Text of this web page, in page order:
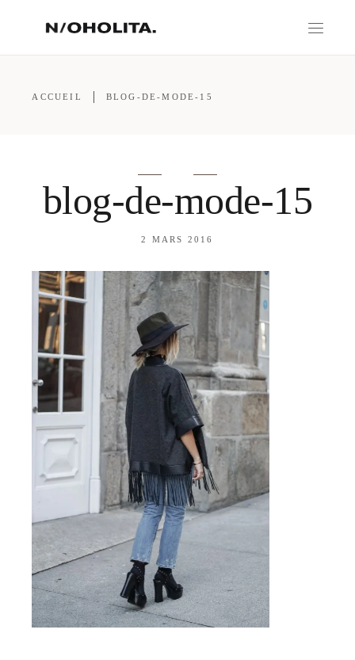
ACCUEIL BLOG-DE-MODE-15
blog-de-mode-15
2 MARS 2016